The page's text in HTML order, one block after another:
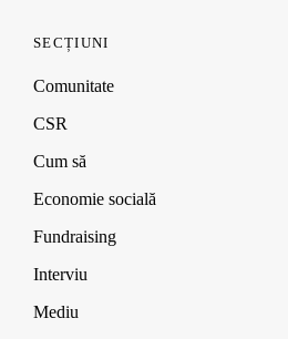
SECȚIUNI
Comunitate
CSR
Cum să
Economie socială
Fundraising
Interviu
Mediu